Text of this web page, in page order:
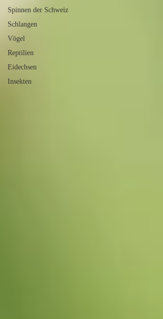
Spinnen der Schweiz
Schlangen
Vögel
Reptilien
Eidechsen
Insekten